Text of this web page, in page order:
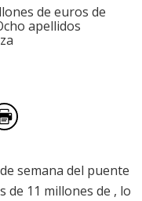
de euros de
apellidos
semana del puente
11 millones de , lo